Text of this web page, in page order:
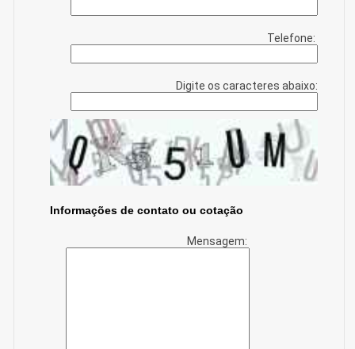
Telefone:
Digite os caracteres abaixo:
Informações de contato ou cotação
Mensagem: